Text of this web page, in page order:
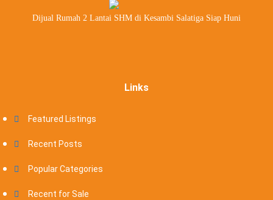
Dijual Rumah 2 Lantai SHM di Kesambi Salatiga Siap Huni
Links
Featured Listings
Recent Posts
Popular Categories
Recent for Sale